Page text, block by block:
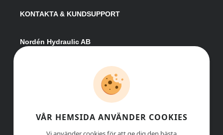
KONTAKTA & KUNDSUPPORT
Nordén Hydraulic AB
info@nordenhydraulic.se
Org-nr: 556531-8424
VÅR HEMSIDA ANVÄNDER COOKIES